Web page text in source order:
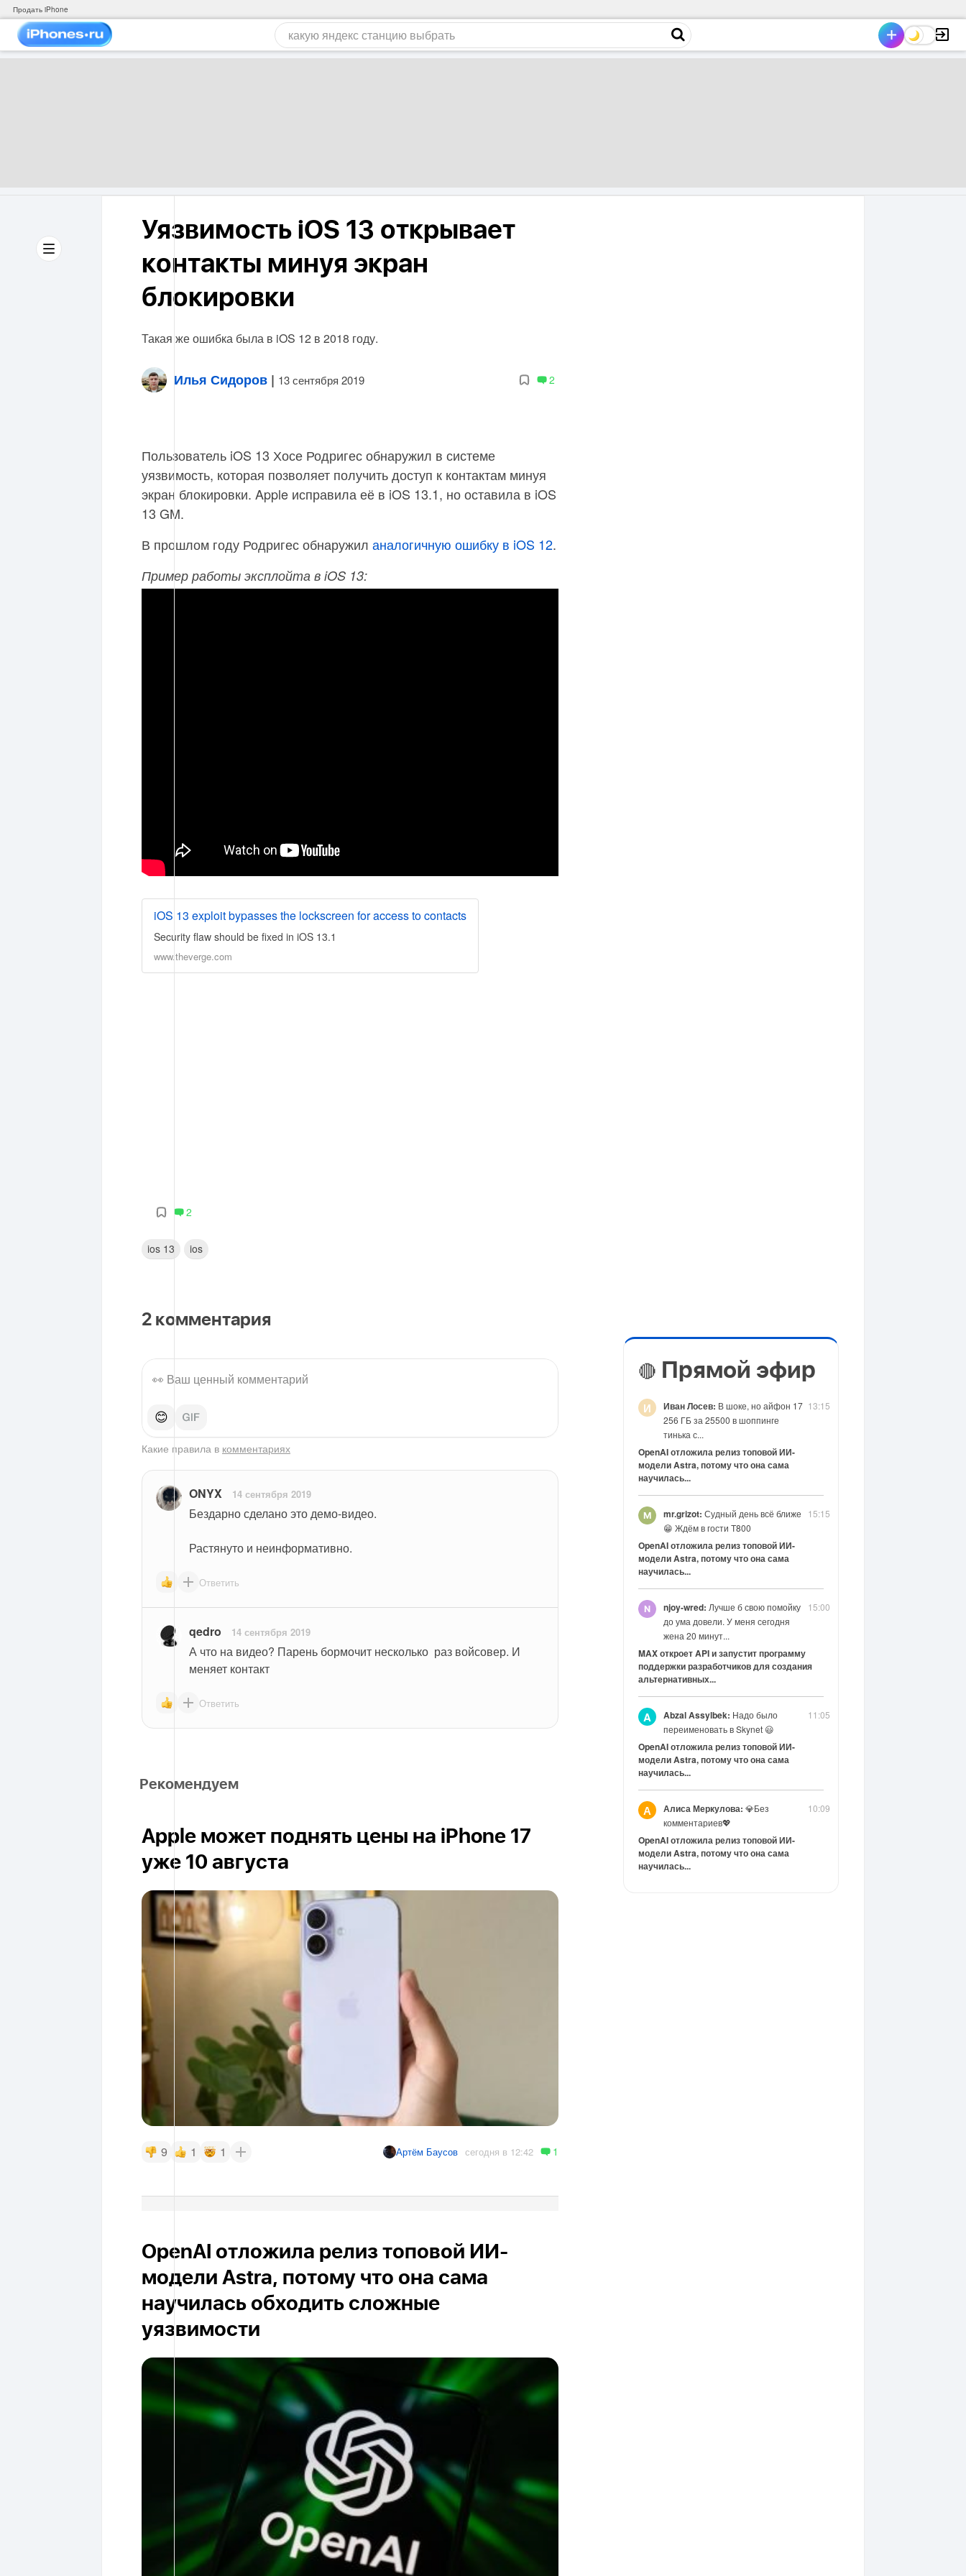
Продать iPhone
Уязвимость iOS 13 открывает
контакты минуя экран
блокировки
Такая же ошибка была в iOS 12 в 2018 году.
Илья Сидоров | 13 сентября 2019 2
Пользователь iOS 13 Хосе Родригес обнаружил в системе
уязвимость, которая позволяет получить доступ к контактам минуя
экран блокировки. Apple исправила её в iOS 13.1, но оставила в iOS
13 GM.
В прошлом году Родригес обнаружил аналогичную ошибку в iOS 12.
Пример работы эксплойта в iOS 13:
iOS 13 exploit bypasses the lockscreen for access to contacts
Security flaw should be fixed in iOS 13.1
www.theverge.com
2
ios 13 ios
2 комментария
😊
Какие правила в комментариях
ONYX 14 сентября 2019
Бездарно сделано это демо-видео.
Растянуто и неинформативно.
Ответить
qedro 14 сентября 2019
А что на видео? Парень бормочит несколько  раз войсовер. И
меняет контакт
Ответить
Рекомендуем
Apple может поднять цены на iPhone 17
уже 10 августа
9 1 1 Артём Баусов сегодня в 12:42 1
OpenAI отложила релиз топовой ИИ-
модели Astra, потому что она сама
научилась обходить сложные
уязвимости
🔴 Прямой эфир
13:15
И Иван Лосев: В шоке, но айфон 17
256 ГБ за 25500 в шоппинге
тинька с...
OpenAI отложила релиз топовой ИИ-
модели Astra, потому что она сама
научилась...
15:15
mr.grizot: Судный день всё ближе
😁 Ждём в гости Т800
OpenAI отложила релиз топовой ИИ-
модели Astra, потому что она сама
научилась...
15:00
njoy-wred: Лучше б свою помойку
до ума довели. У меня сегодня
жена 20 минут...
MAX откроет API и запустит программу
поддержки разработчиков для создания
альтернативных...
11:05
A Abzal Assylbek: Надо было
переименовать в Skynet 😃
OpenAI отложила релиз топовой ИИ-
модели Astra, потому что она сама
научилась...
10:09
А Алиса Меркулова: 💎Без
комментариев💖
OpenAI отложила релиз топовой ИИ-
модели Astra, потому что она сама
научилась...